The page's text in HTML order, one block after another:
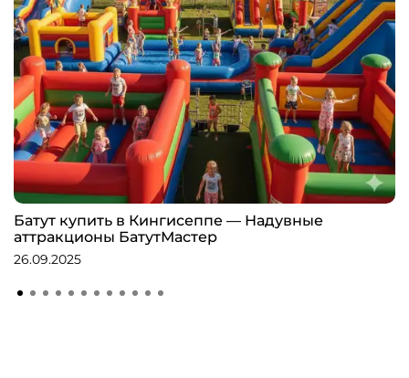
Батут купить в Кингисеппе — Надувные
аттракционы БатутМастер
26.09.2025